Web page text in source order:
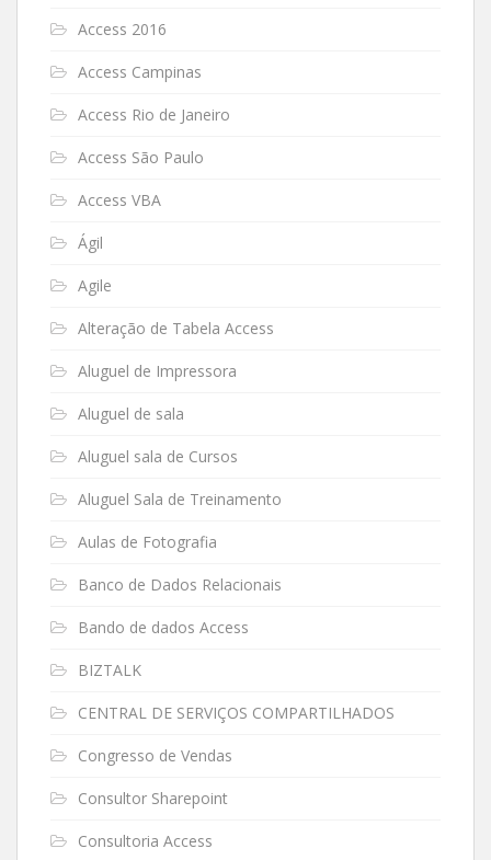
Access 2016
Access Campinas
Access Rio de Janeiro
Access São Paulo
Access VBA
Ágil
Agile
Alteração de Tabela Access
Aluguel de Impressora
Aluguel de sala
Aluguel sala de Cursos
Aluguel Sala de Treinamento
Aulas de Fotografia
Banco de Dados Relacionais
Bando de dados Access
BIZTALK
CENTRAL DE SERVIÇOS COMPARTILHADOS
Congresso de Vendas
Consultor Sharepoint
Consultoria Access